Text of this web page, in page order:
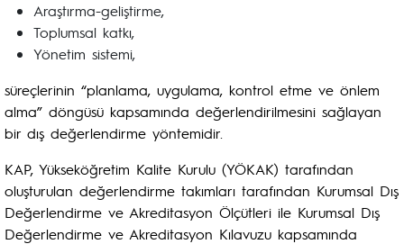
Araştırma-geliştirme,
Toplumsal katkı,
Yönetim sistemi,
süreçlerinin “planlama, uygulama, kontrol etme ve önlem
alma” döngüsü kapsamında değerlendirilmesini sağlayan
bir dış değerlendirme yöntemidir.
KAP, Yükseköğretim Kalite Kurulu (YÖKAK) tarafından
oluşturulan değerlendirme takımları tarafından Kurumsal Dış
Değerlendirme ve Akreditasyon Ölçütleri ile Kurumsal Dış
Değerlendirme ve Akreditasyon Kılavuzu kapsamında